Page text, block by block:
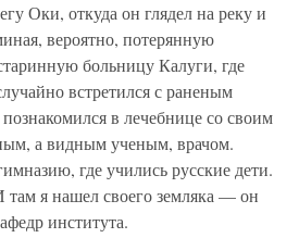
Оки, откуда он глядел на реку и
вероятно, потерянную
больницу Калуги, где
встретился с раненым
в лечебнице со своим
а видным ученым, врачом.
где учились русские дети.
я нашел своего земляка — он
института.